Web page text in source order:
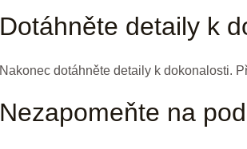
Dotáhněte detaily k
Nakonec dotáhněte detaily k dokonalosti.
Nezapomeňte na